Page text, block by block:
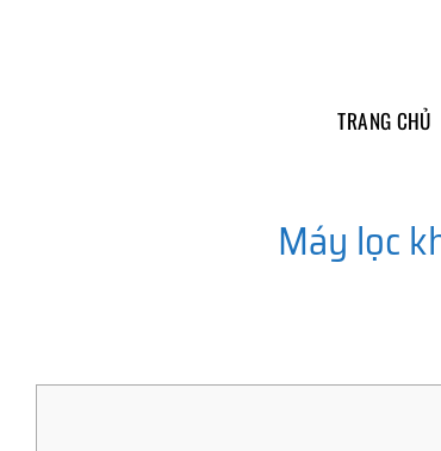
TRANG CHỦ
Máy lọc